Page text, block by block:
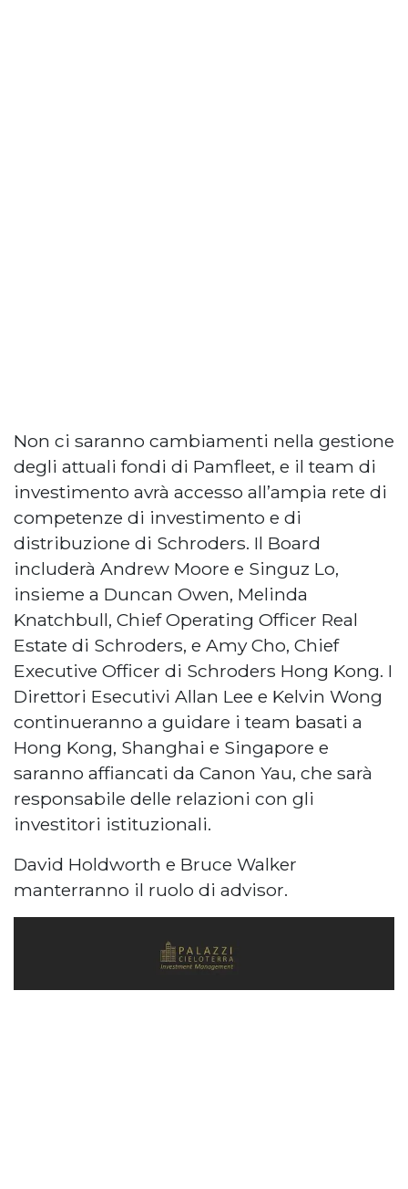
Non ci saranno cambiamenti nella gestione
degli attuali fondi di Pamfleet, e il team di
investimento avrà accesso all’ampia rete di
competenze di investimento e di
distribuzione di Schroders. Il Board
includerà Andrew Moore e Singuz Lo,
insieme a Duncan Owen, Melinda
Knatchbull, Chief Operating Officer Real
Estate di Schroders, e Amy Cho, Chief
Executive Officer di Schroders Hong Kong. I
Direttori Esecutivi Allan Lee e Kelvin Wong
continueranno a guidare i team basati a
Hong Kong, Shanghai e Singapore e
saranno affiancati da Canon Yau, che sarà
responsabile delle relazioni con gli
investitori istituzionali.
David Holdworth e Bruce Walker
manterranno il ruolo di advisor.